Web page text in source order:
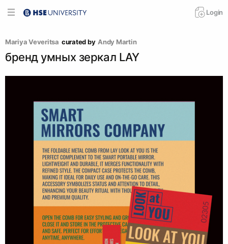
Login
Mariya Veveritsa curated by Andy Martin
бренд умных зеркал LAY